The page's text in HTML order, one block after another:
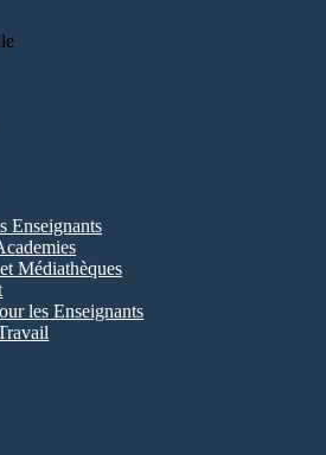
Enseignants
Médiathèques
les Enseignants